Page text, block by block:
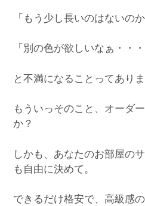
「もう少し長いのはないの
「別の色が欲しいなぁ・・・
と不満になることってあり
もういっそのこと、オーダ
か？
しかも、あなたのお部屋の
も自由に決めて。
できるだけ格安で、高級感